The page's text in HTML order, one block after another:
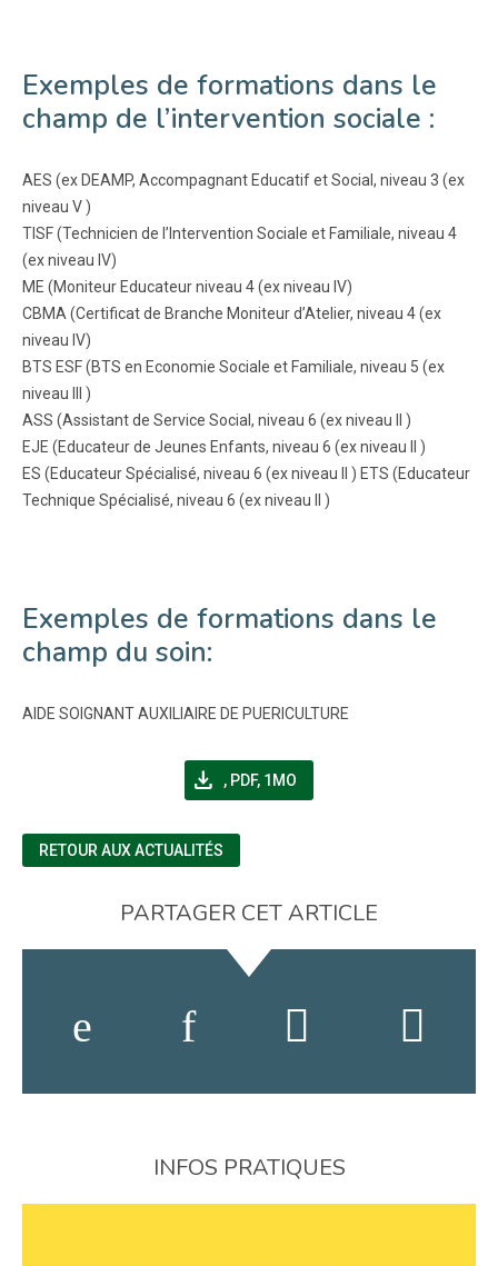
Exemples de formations dans le
champ de l’intervention sociale :
AES (ex DEAMP, Accompagnant Educatif et Social, niveau 3 (ex
niveau V )
TISF (Technicien de l’Intervention Sociale et Familiale, niveau 4
(ex niveau IV)
ME (Moniteur Educateur niveau 4 (ex niveau IV)
CBMA (Certificat de Branche Moniteur d’Atelier, niveau 4 (ex
niveau IV)
BTS ESF (BTS en Economie Sociale et Familiale, niveau 5 (ex
niveau III )
ASS (Assistant de Service Social, niveau 6 (ex niveau II )
EJE (Educateur de Jeunes Enfants, niveau 6 (ex niveau II )
ES (Educateur Spécialisé, niveau 6 (ex niveau II ) ETS (Educateur
Technique Spécialisé, niveau 6 (ex niveau II )
Exemples de formations dans le
champ du soin:
AIDE SOIGNANT AUXILIAIRE DE PUERICULTURE
file_download (NOUVELLE FENÊTRE)
, PDF, 1MO
RETOUR AUX ACTUALITÉS
PARTAGER CET ARTICLE
INFOS PRATIQUES